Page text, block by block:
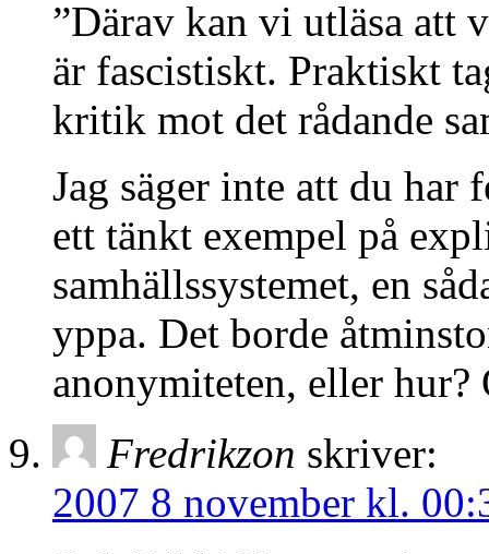
”Därav kan vi utläsa att
är fascistiskt. Praktiskt
kritik mot det rådande
Jag säger inte att du
ett tänkt exempel på
samhällssystemet, en
yppa. Det borde
anonymiteten, eller
Fredrikzon skriver:
2007 8 november kl.